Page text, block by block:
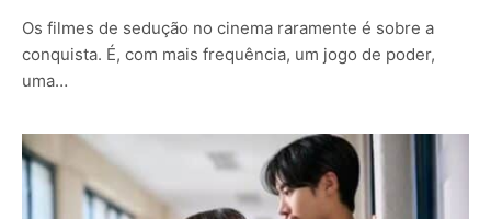
Os filmes de sedução no cinema raramente é sobre a
conquista. É, com mais frequência, um jogo de poder,
uma…